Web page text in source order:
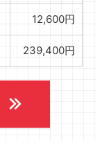
12,600円
239,400円